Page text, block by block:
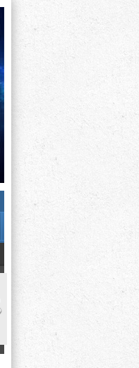
19 May 2024
Análisis de
Liga
23/24: